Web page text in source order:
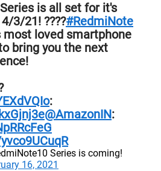
Series is all set for it's
3/21! ????#RedmiNote
most loved smartphone
bring you the next
:
@AmazonIN:
Series is coming!
16, 2021